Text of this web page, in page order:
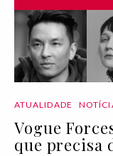
ATUALIDADE
Vogue
que precisa